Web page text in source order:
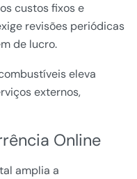
custos fixos e
revisões periódicas
de lucro.
eleva
externos,
Online
amplia a